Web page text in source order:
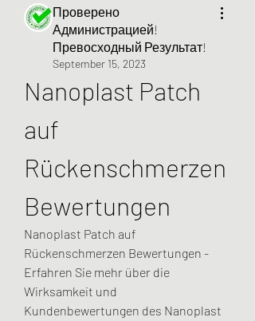
Проверено
Администрацией!
Превосходный Результат!
September 15, 2023
Nanoplast Patch
auf
Rückenschmerzen
Bewertungen
Nanoplast Patch auf
Rückenschmerzen Bewertungen -
Erfahren Sie mehr über die
Wirksamkeit und
Kundenbewertungen des Nanoplast